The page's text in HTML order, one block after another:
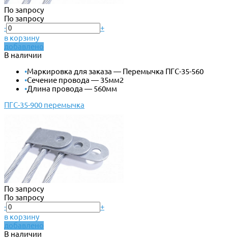
По запросу
По запросу
-
+
в корзину
добавлено
В наличии
•Маркировка для заказа — Перемычка ПГС-35-560
•Сечение провода — 35мм2
•Длина провода — 560мм
ПГС-35-900 перемычка
По запросу
По запросу
-
+
в корзину
добавлено
В наличии